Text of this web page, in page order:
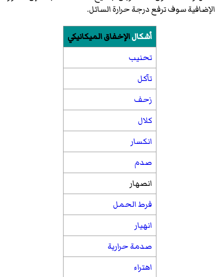
الإضافية سوف ترفع درجة حرارة السائل.
أشكالالإخفاق الميكانيكي
تحنيب
تآكل
زحف
كلال
انكسار
صدم
انصهار
فرط الحمل
انهيار
صدمة حرارية
اهتراء